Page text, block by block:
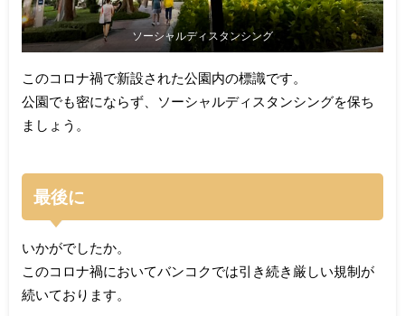
ソーシャルディスタンシング
このコロナ禍で新設された公園内の標識です。
公園でも密にならず、ソーシャルディスタンシングを保ち
ましょう。
最後に
いかがでしたか。
このコロナ禍においてバンコクでは引き続き厳しい規制が
続いております。